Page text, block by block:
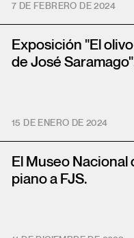
7 DE FEBRERO DE 2024
Exposición "El
de José
15 DE ENERO DE 2024
El Museo Nacional
piano a FJS.